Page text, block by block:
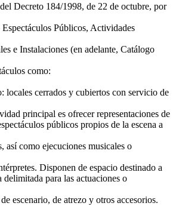
Decreto 184/1998, de 22 de octubre, por
Públicos, Actividades
e Instalaciones (en adelante, Catálogo
como:
locales cerrados y cubiertos con servicio de
principal es ofrecer representaciones de
públicos propios de la escena a
así como ejecuciones musicales o
Disponen de espacio destinado a
para las actuaciones o
escenario, de atrezo y otros accesorios.